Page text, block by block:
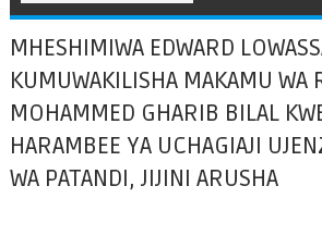
MHESHIMIWA EDWARD
KUMUWAKILISHA MAKAMU WA
MOHAMMED GHARIB BILAL
HARAMBEE YA UCHAGIAJI
WA PATANDI, JIJINI ARUSHA